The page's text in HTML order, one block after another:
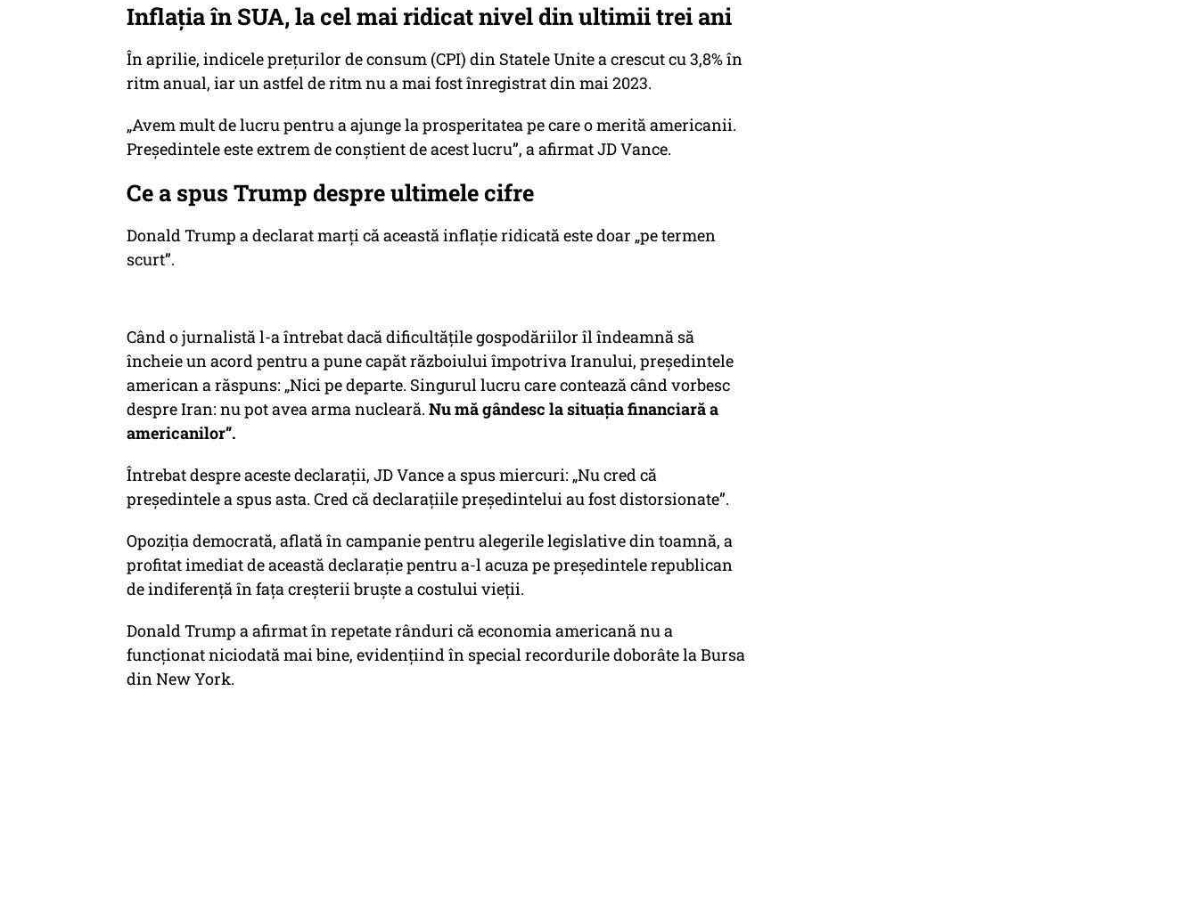
Inflația în SUA, la cel mai ridicat nivel din ultimii trei ani
În aprilie, indicele preţurilor de consum (CPI) din Statele Unite a crescut cu 3,8% în
ritm anual, iar un astfel de ritm nu a mai fost înregistrat din mai 2023.
„Avem mult de lucru pentru a ajunge la prosperitatea pe care o merită americanii.
Preşedintele este extrem de conştient de acest lucru”, a afirmat JD Vance.
Ce a spus Trump despre ultimele cifre
Donald Trump a declarat marţi că această inflaţie ridicată este doar „pe termen
scurt”.
Când o jurnalistă l-a întrebat dacă dificultăţile gospodăriilor îl îndeamnă să
încheie un acord pentru a pune capăt războiului împotriva Iranului, preşedintele
american a răspuns: „Nici pe departe. Singurul lucru care contează când vorbesc
despre Iran: nu pot avea arma nucleară. Nu mă gândesc la situaţia financiară a
americanilor”.
Întrebat despre aceste declaraţii, JD Vance a spus miercuri: „Nu cred că
preşedintele a spus asta. Cred că declaraţiile preşedintelui au fost distorsionate”.
Opoziţia democrată, aflată în campanie pentru alegerile legislative din toamnă, a
profitat imediat de această declaraţie pentru a-l acuza pe preşedintele republican
de indiferenţă în faţa creşterii bruşte a costului vieţii.
Donald Trump a afirmat în repetate rânduri că economia americană nu a
funcţionat niciodată mai bine, evidenţiind în special recordurile doborâte la Bursa
din New York.